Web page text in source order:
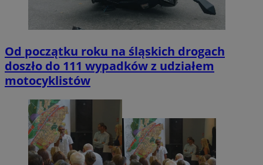
Od początku roku na śląskich drogach
doszło do 111 wypadków z udziałem
motocyklistów